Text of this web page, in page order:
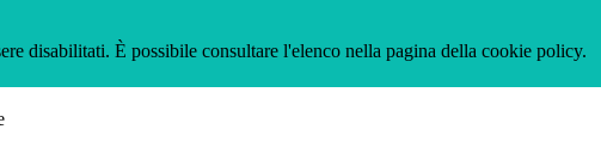
disabilitati. È possibile consultare l'elenco nella pagina della cookie policy.